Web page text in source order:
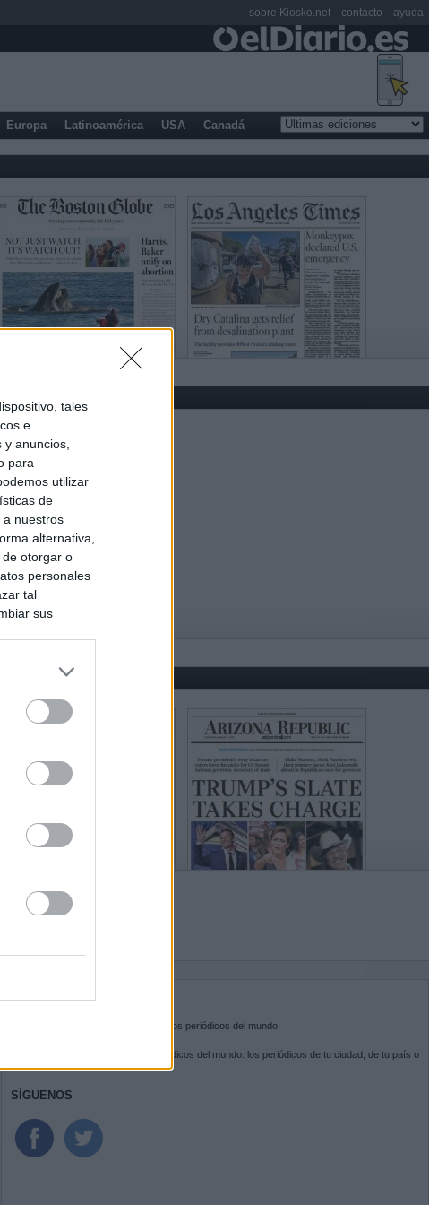
tales
e
anuncios,
para
utilizar
de
a nuestros
alternativa,
otorgar o
personales
tal
sus
Europa Latinoamérica USA Canadá
es la puerta de entrada a los periódicos del mundo.
Navega por las portadas de los periódicos del mundo: los periódicos de tu ciudad, de tu país o
SÍGUENOS
sobre Kiosko.net contacto ayuda